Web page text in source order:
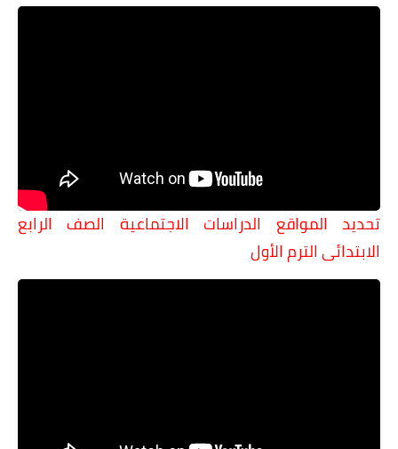
تحديد المواقع الدراسات الاجتماعية الصف الرابع
الابتدائى الترم الأول